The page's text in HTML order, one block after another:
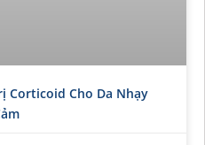
Corticoid Cho Da Nhạy